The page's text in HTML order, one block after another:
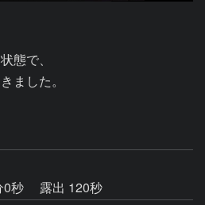
態で、
ました。
0秒
露出 120秒